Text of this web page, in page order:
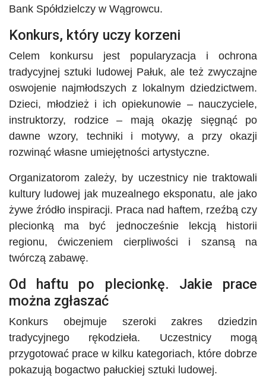
Bank Spółdzielczy w Wągrowcu.
Konkurs, który uczy korzeni
Celem konkursu jest popularyzacja i ochrona
tradycyjnej sztuki ludowej Pałuk, ale też zwyczajne
oswojenie najmłodszych z lokalnym dziedzictwem.
Dzieci, młodzież i ich opiekunowie – nauczyciele,
instruktorzy, rodzice – mają okazję sięgnąć po
dawne wzory, techniki i motywy, a przy okazji
rozwinąć własne umiejętności artystyczne.
Organizatorom zależy, by uczestnicy nie traktowali
kultury ludowej jak muzealnego eksponatu, ale jako
żywe źródło inspiracji. Praca nad haftem, rzeźbą czy
plecionką ma być jednocześnie lekcją historii
regionu, ćwiczeniem cierpliwości i szansą na
twórczą zabawę.
Od haftu po plecionkę. Jakie prace
można zgłaszać
Konkurs obejmuje szeroki zakres dziedzin
tradycyjnego rękodzieła. Uczestnicy mogą
przygotować prace w kilku kategoriach, które dobrze
pokazują bogactwo pałuckiej sztuki ludowej.